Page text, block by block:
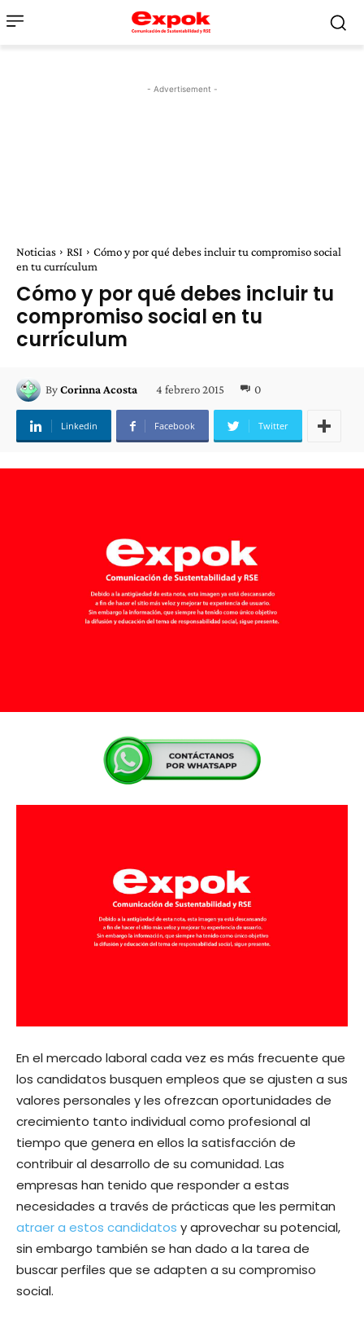
- Advertisement -
Noticias RSI
Cómo y por qué debes incluir tu compromiso social
en tu currículum
Cómo y por qué debes incluir tu
compromiso social en tu
currículum
ByCorinna Acosta 4 febrero 2015 0
Linkedin Facebook Twitter
En el mercado laboral cada vez es más frecuente que
los candidatos busquen empleos que se ajusten a sus
valores personales y les ofrezcan oportunidades de
crecimiento tanto individual como profesional al
tiempo que genera en ellos la satisfacción de
contribuir al desarrollo de su comunidad. Las
empresas han tenido que responder a estas
necesidades a través de prácticas que les permitan
atraer a estos candidatos y aprovechar su potencial,
sin embargo también se han dado a la tarea de
buscar perfiles que se adapten a su compromiso
social.